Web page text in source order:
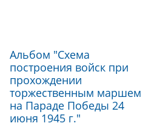
Альбом "Схема
построения войск при
прохождении
торжественным маршем
на Параде Победы 24
июня 1945 г."